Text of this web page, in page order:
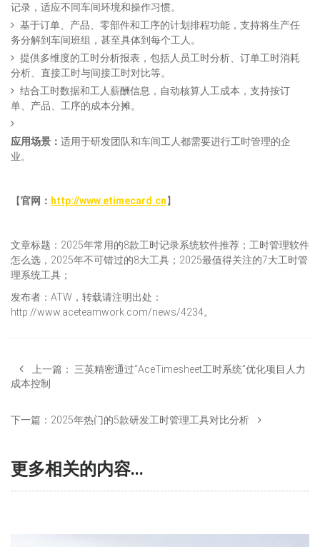
记录，适应不同车间环境和操作习惯。
基于订单、产品、零部件和工序的计划排程功能，支持将生产任
务分解到车间班组，甚至具体到每个工人。
提供多维度的工时分析报表，包括人员工时分析、订单工时消耗
分析、直接工时与间接工时对比等。
结合工时数据和工人薪酬信息，自动核算人工成本，支持按订
单、产品、工序的成本分摊。
应用场景： 适用于研发团队和车间工人都需要进行工时管理的企
业。
【官网： http://www.etimecard.cn】
文章标题：2025年常用的8款工时记录系统软件推荐；工时管理软件
怎么选，2025年不可错过的8大工具；2025最值得关注的7大工时管
理系统工具；
发布者：ATW，转载请注明出处：
http://www.aceteamwork.com/news/4234。
上一篇： 三英精密通过“AceTimesheet工时系统”优化项目人力
成本控制
下一篇： 2025年热门的5款研发工时管理工具对比分析
更多相关的内容...